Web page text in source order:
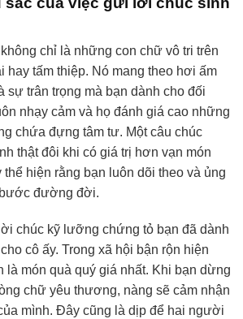
chỉ là những con chữ vô tri trên
hay tấm thiệp. Nó mang theo hơi ấm
sự trân trọng mà bạn dành cho đối
nhạy cảm và họ đánh giá cao những
chứa đựng tâm tư. Một câu chúc
thật đôi khi có giá trị hơn vạn món
hiện rằng bạn luôn dõi theo và ủng
đường đời.
chúc kỹ lưỡng chứng tỏ bạn đã dành
cô ấy. Trong xã hội bận rộn hiện
là món quà quý giá nhất. Khi bạn dừng
chữ yêu thương, nàng sẽ cảm nhận
mình. Đây cũng là dịp để hai người